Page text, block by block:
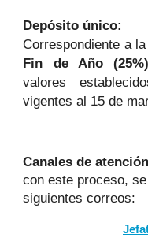
Depósito único:
Correspondiente a la
Fin de Año (25%)
valores
vigentes al 15 de
Canales de
con este proceso,
siguientes correos: